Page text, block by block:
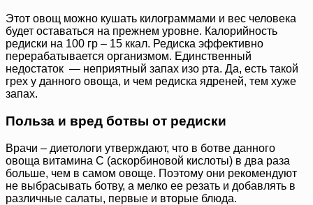
Этот овощ можно кушать килограммами и вес человека
будет оставаться на прежнем уровне. Калорийность
редиски на 100 гр – 15 ккал. Редиска эффективно
перерабатывается организмом. Единственный
недостаток — неприятный запах изо рта. Да, есть такой
грех у данного овоща, и чем редиска ядреней, тем хуже
запах.
Польза и вред ботвы от редиски
Врачи – диетологи утверждают, что в ботве данного
овоща витамина С (аскорбиновой кислоты) в два раза
больше, чем в самом овоще. Поэтому они рекомендуют
не выбрасывать ботву, а мелко ее резать и добавлять в
различные салаты, первые и вторые блюда.